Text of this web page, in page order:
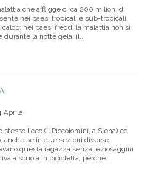
che affligge circa 200 milioni di
nei paesi tropicali e sub-tropicali
nei paesi freddi la malattia non si
durante la notte gela, il...
Aprile
liceo (il Piccolomini, a Siena) ed
anche se in due sezioni diverse.
questa ragazza senza leziosaggini
a scuola in bicicletta, perché ...